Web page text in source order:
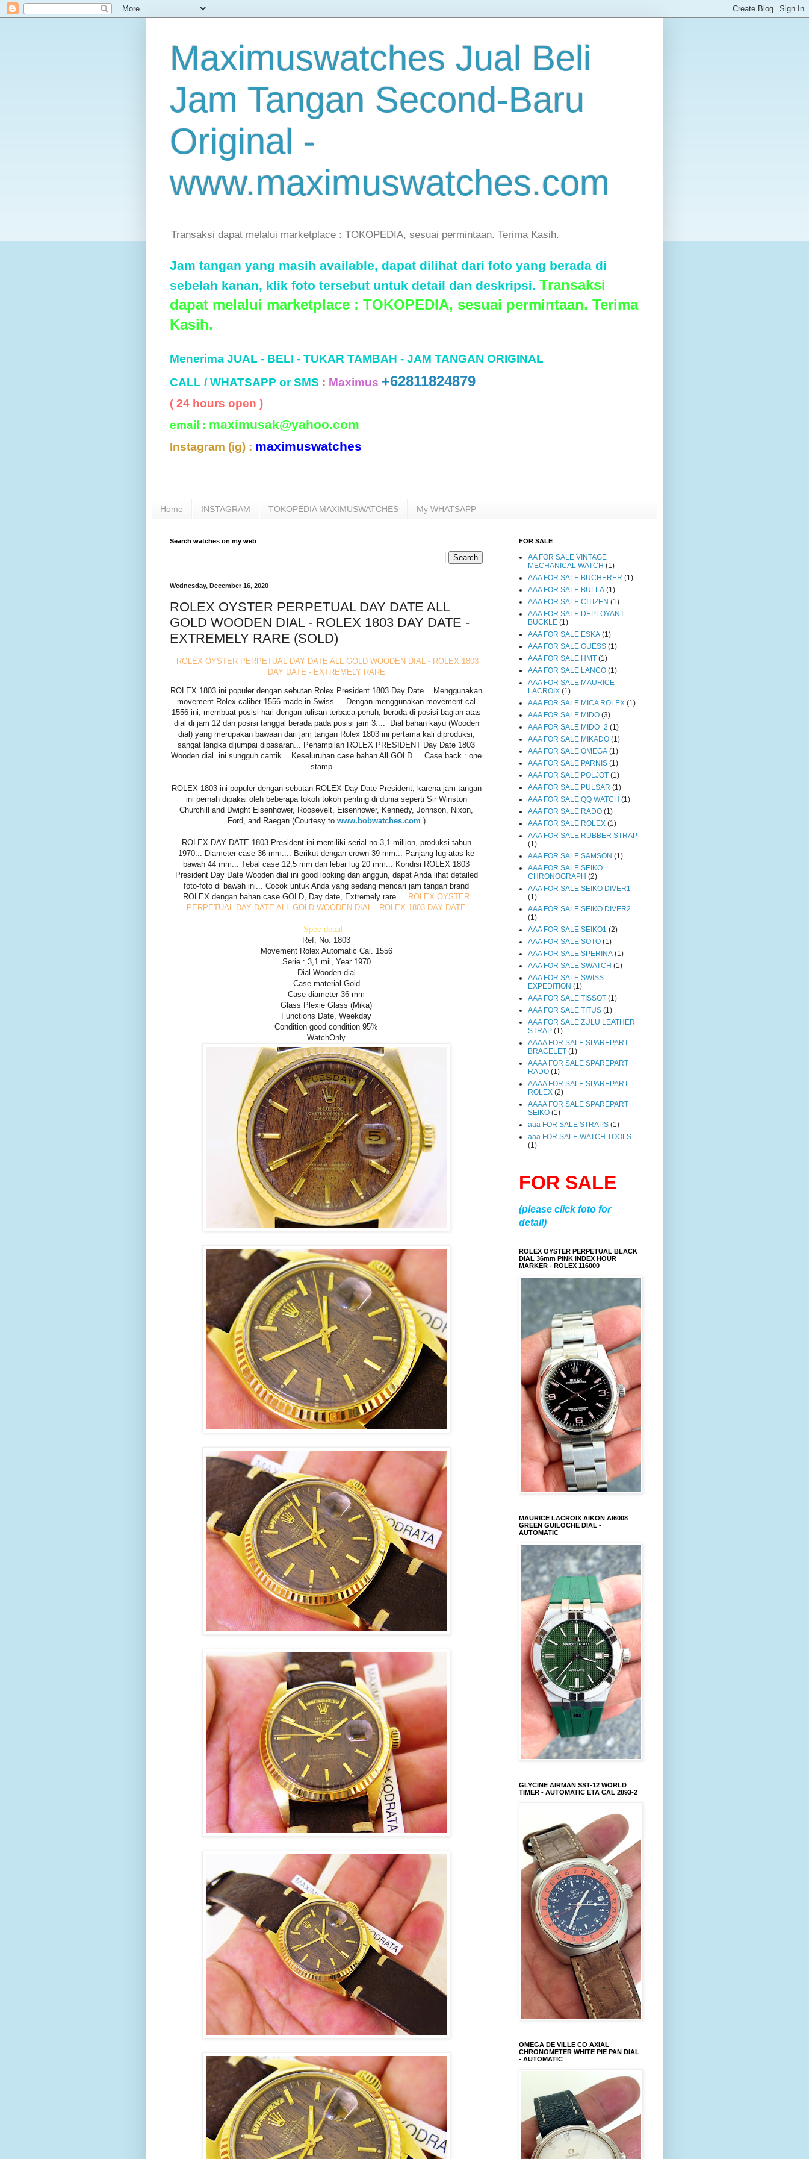
Maximuswatches Jual Beli
Jam Tangan Second-Baru
Original -
www.maximuswatches.com
Transaksi dapat melalui marketplace : TOKOPEDIA, sesuai permintaan. Terima Kasih.
Jam tangan yang masih available, dapat dilihat dari foto yang berada di
sebelah kanan, klik foto tersebut untuk detail dan deskripsi. Transaksi
dapat melalui marketplace : TOKOPEDIA, sesuai permintaan. Terima
Kasih.
Menerima JUAL - BELI - TUKAR TAMBAH - JAM TANGAN ORIGINAL
CALL / WHATSAPP or SMS : Maximus +62811824879
( 24 hours open )
email : maximusak@yahoo.com
Instagram (ig) : maximuswatches
Home INSTAGRAM TOKOPEDIA MAXIMUSWATCHES My WHATSAPP
Search watches on my web
Wednesday, December 16, 2020
ROLEX OYSTER PERPETUAL DAY DATE ALL
GOLD WOODEN DIAL - ROLEX 1803 DAY DATE -
EXTREMELY RARE (SOLD)
ROLEX OYSTER PERPETUAL DAY DATE ALL GOLD WOODEN DIAL - ROLEX 1803
DAY DATE - EXTREMELY RARE
ROLEX 1803 ini populer dengan sebutan Rolex President 1803 Day Date... Menggunakan
movement Rolex caliber 1556 made in Swiss... Dengan menggunakan movement cal
1556 ini, membuat posisi hari dengan tulisan terbaca penuh, berada di posisi bagian atas
dial di jam 12 dan posisi tanggal berada pada posisi jam 3.... Dial bahan kayu (Wooden
dial) yang merupakan bawaan dari jam tangan Rolex 1803 ini pertama kali diproduksi,
sangat langka dijumpai dipasaran... Penampilan ROLEX PRESIDENT Day Date 1803
Wooden dial ini sungguh cantik... Keseluruhan case bahan All GOLD.... Case back : one
stamp...
ROLEX 1803 ini populer dengan sebutan ROLEX Day Date President, karena jam tangan
ini pernah dipakai oleh beberapa tokoh tokoh penting di dunia seperti Sir Winston
Churchill and Dwight Eisenhower, Roosevelt, Eisenhower, Kennedy, Johnson, Nixon,
Ford, and Raegan (Courtesy to www.bobwatches.com )
ROLEX DAY DATE 1803 President ini memiliki serial no 3,1 million, produksi tahun
1970... Diameter case 36 mm.... Berikut dengan crown 39 mm... Panjang lug atas ke
bawah 44 mm... Tebal case 12,5 mm dan lebar lug 20 mm... Kondisi ROLEX 1803
President Day Date Wooden dial ini good looking dan anggun, dapat Anda lihat detailed
foto-foto di bawah ini... Cocok untuk Anda yang sedang mencari jam tangan brand
ROLEX dengan bahan case GOLD, Day date, Extremely rare ... ROLEX OYSTER
PERPETUAL DAY DATE ALL GOLD WOODEN DIAL - ROLEX 1803 DAY DATE
Spec detail :
Ref. No. 1803
Movement Rolex Automatic Cal. 1556
Serie : 3,1 mil, Year 1970
Dial Wooden dial
Case material Gold
Case diameter 36 mm
Glass Plexie Glass (Mika)
Functions Date, Weekday
Condition good condition 95%
WatchOnly
FOR SALE
AA FOR SALE VINTAGE
MECHANICAL WATCH (1)
AAA FOR SALE BUCHERER (1)
AAA FOR SALE BULLA (1)
AAA FOR SALE CITIZEN (1)
AAA FOR SALE DEPLOYANT
BUCKLE (1)
AAA FOR SALE ESKA (1)
AAA FOR SALE GUESS (1)
AAA FOR SALE HMT (1)
AAA FOR SALE LANCO (1)
AAA FOR SALE MAURICE
LACROIX (1)
AAA FOR SALE MICA ROLEX (1)
AAA FOR SALE MIDO (3)
AAA FOR SALE MIDO_2 (1)
AAA FOR SALE MIKADO (1)
AAA FOR SALE OMEGA (1)
AAA FOR SALE PARNIS (1)
AAA FOR SALE POLJOT (1)
AAA FOR SALE PULSAR (1)
AAA FOR SALE QQ WATCH (1)
AAA FOR SALE RADO (1)
AAA FOR SALE ROLEX (1)
AAA FOR SALE RUBBER STRAP
(1)
AAA FOR SALE SAMSON (1)
AAA FOR SALE SEIKO
CHRONOGRAPH (2)
AAA FOR SALE SEIKO DIVER1
(1)
AAA FOR SALE SEIKO DIVER2
(1)
AAA FOR SALE SEIKO1 (2)
AAA FOR SALE SOTO (1)
AAA FOR SALE SPERINA (1)
AAA FOR SALE SWATCH (1)
AAA FOR SALE SWISS
EXPEDITION (1)
AAA FOR SALE TISSOT (1)
AAA FOR SALE TITUS (1)
AAA FOR SALE ZULU LEATHER
STRAP (1)
AAAA FOR SALE SPAREPART
BRACELET (1)
AAAA FOR SALE SPAREPART
RADO (1)
AAAA FOR SALE SPAREPART
ROLEX (2)
AAAA FOR SALE SPAREPART
SEIKO (1)
aaa FOR SALE STRAPS (1)
aaa FOR SALE WATCH TOOLS
(1)
FOR SALE
(please click foto for
detail)
ROLEX OYSTER PERPETUAL BLACK
DIAL 36mm PINK INDEX HOUR
MARKER - ROLEX 116000
MAURICE LACROIX AIKON AI6008
GREEN GUILOCHE DIAL -
AUTOMATIC
GLYCINE AIRMAN SST-12 WORLD
TIMER - AUTOMATIC ETA CAL 2893-2
OMEGA DE VILLE CO AXIAL
CHRONOMETER WHITE PIE PAN DIAL
- AUTOMATIC